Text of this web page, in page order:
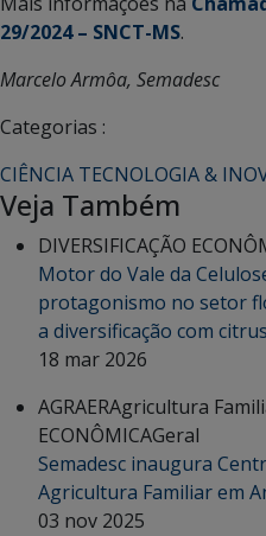
29/2024 – SNCT-MS.
Marcelo Armôa, Semadesc
Categorias :
CIÊNCIA TECNOLOGIA &
Veja Também
DIVERSIFICAÇÃO
Motor do Vale da
protagonismo no setor
a diversificação com
18 mar 2026
AGRAERAgricultura
ECONÔMICAGeral
Semadesc inaugura
Agricultura Familiar em
03 nov 2025